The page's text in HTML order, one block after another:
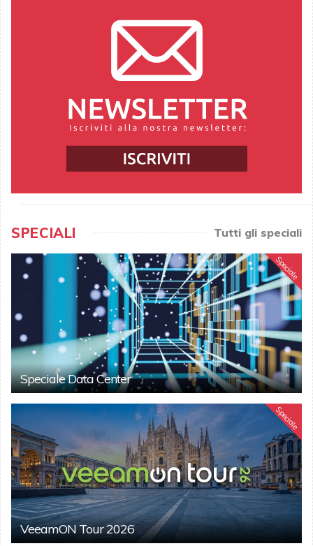
SPECIALI Tutti gli speciali
Speciale
Speciale Data Center
Speciale
VeeamON Tour 2026